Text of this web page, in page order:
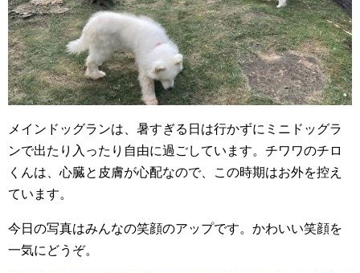
メインドッグランは、暑すぎる日は行かずにミニドッグラ
ンで出たり入ったり自由に過ごしています。チワワのチロ
くんは、心臓と皮膚が心配なので、この時期はお外を控え
ています。
今日の写真はみんなの笑顔のアップです。かわいい笑顔を
一気にどうぞ。